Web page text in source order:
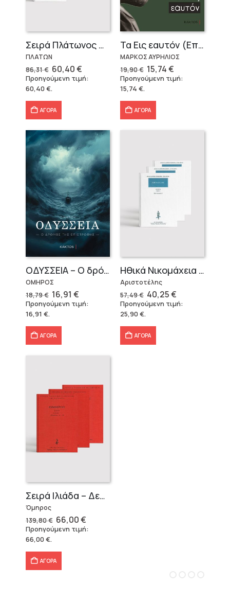
Σειρά Πλάτωνος Πολιτεία
ΠΛΑΤΩΝ
86,31€ Original
price
was:
86,31 €.
60,40€Η
τρέχουσα
τιμή
Προηγούμενη τιμή:
60,40€.
ΑΓΟΡΑ
Τα Εις εαυτόν (Επίτομο) – Μάρκος Αυρήλιος
ΜΑΡΚΟΣ ΑΥΡΗΛΙΟΣ
19,90€ Original
price
was:
15,74€Η
τρέχουσα
τιμή
Προηγούμενη τιμή:
15,74 €.
ΑΓΟΡΑ
OΔΥΣΣΕΙΑ – Ο δρόμος της επιστροφής
ΟΜΗΡΟΣ
18,79€ Original
price
was:
16,91 €Η
τρέχουσα
τιμή
Προηγούμενη τιμή:
16,91 €.
ΑΓΟΡΑ
Ηθικά Νικομάχεια (3 τόμοι)
Αριστοτέλης
57,49€ Original
price
was:
40,25€Η
τρέχουσα
τιμή
Προηγούμενη τιμή:
25,90€.
ΑΓΟΡΑ
Σειρά Ιλιάδα – Δεμένο
Όμηρος
139,80€ Original
price
was:
66,00€Η
τρέχουσα
τιμή
Προηγούμενη τιμή:
66,00€.
ΑΓΟΡΑ